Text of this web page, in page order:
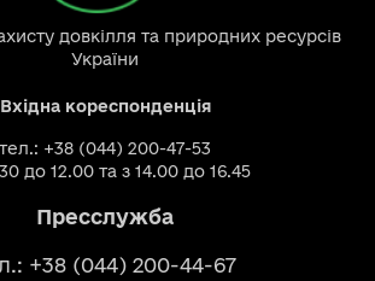
довкілля та природних ресурсів
України
Вхідна кореспонденція
тел.: +38 (044) 200-47-53
до 12.00 та з 14.00 до 16.45
Пресслужба
+38 (044) 200-44-67